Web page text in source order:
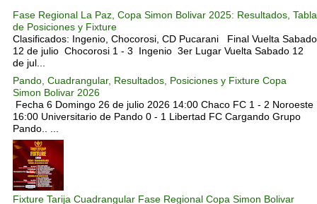
Fase Regional La Paz, Copa Simon Bolivar 2025: Resultados, Tabla
de Posiciones y Fixture
Clasificados: Ingenio, Chocorosi, CD Pucarani Final Vuelta Sabado
12 de julio Chocorosi 1 - 3 Ingenio 3er Lugar Vuelta Sabado 12
de jul...
Pando, Cuadrangular, Resultados, Posiciones y Fixture Copa
Simon Bolivar 2026
Fecha 6 Domingo 26 de julio 2026 14:00 Chaco FC 1 - 2 Noroeste
16:00 Universitario de Pando 0 - 1 Libertad FC Cargando Grupo
Pando.. ...
Fixture Tarija Cuadrangular Fase Regional Copa Simon Bolivar